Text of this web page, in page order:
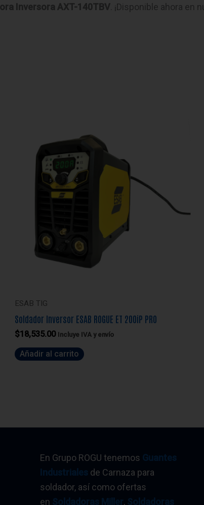
Inversora AXT-140TBV . ¡Disponible ahora
ESAB TIG
Soldador Inversor ESAB ROGUE ET 200iP PRO
$18,535.00 Incluye IVA y envío
Añadir al carrito
En Grupo ROGU tenemos Guantes
Industriales de Carnaza para
soldador, así como ofertas
en Soldadoras Miller, Soldadoras